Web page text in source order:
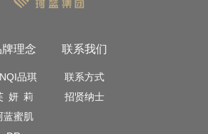
理念
品琪
妍 莉
蓝蜜肌
联系我们
联系方式
招贤纳士